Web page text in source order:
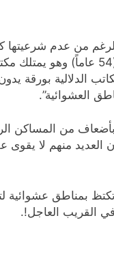
ملايين دينار عراقي، وآخر يبيع منزله ما
الدلالية بورقة
العشوائية”.
من المساكن
يبلغ في المناطق النظامية
بمناطق عشوائية
القريب العاجل!.